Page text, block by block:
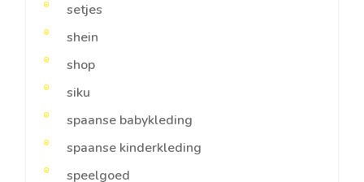
setjes
shein
shop
siku
spaanse babykleding
spaanse kinderkleding
speelgoed